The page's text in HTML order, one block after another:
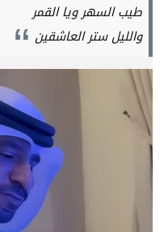
طيب السهر ويا القمر
والليل ستر العاشقين